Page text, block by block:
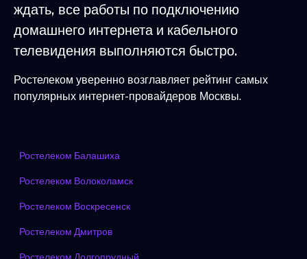
ждать, все работы по подключению
домашнего интернета и кабельного
телевидения выполняются быстро.
Ростелеком уверенно возглавляет рейтинг самых
популярных интернет-провайдеров Москвы.
Ростелеком Балашиха
Ростелеком Волоколамск
Ростелеком Воскресенск
Ростелеком Дмитров
Ростелеком Долгопрудный